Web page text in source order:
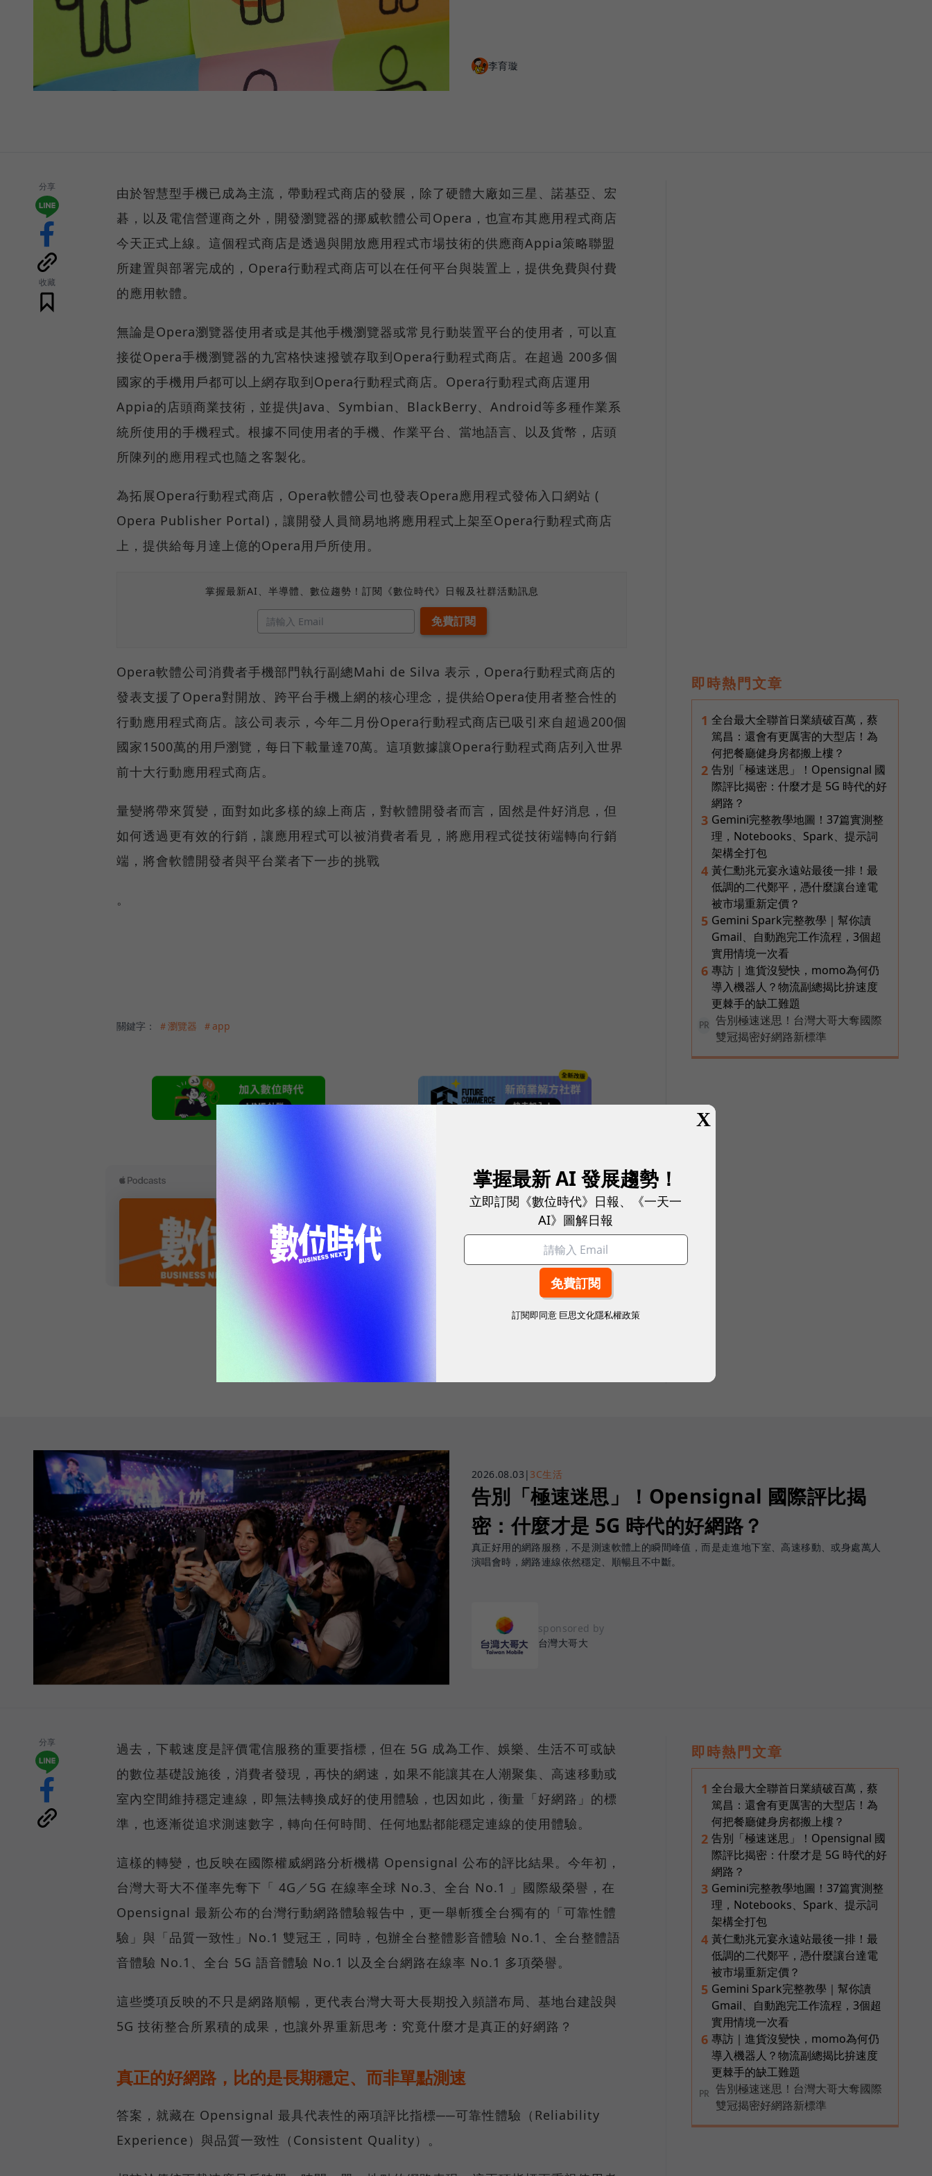
李育璇
分享
收藏
由於智慧型手機已成為主流，帶動程式商店的發展，除了硬體大廠如三星、諾基亞、宏
碁，以及電信營運商之外，開發瀏覽器的挪威軟體公司Opera，也宣布其應用程式商店
今天正式上線。這個程式商店是透過與開放應用程式市場技術的供應商Appia策略聯盟
所建置與部署完成的，Opera行動程式商店可以在任何平台與裝置上，提供免費與付費
的應用軟體。
無論是Opera瀏覽器使用者或是其他手機瀏覽器或常見行動裝置平台的使用者，可以直
接從Opera手機瀏覽器的九宮格快速撥號存取到Opera行動程式商店。在超過 200多個
國家的手機用戶都可以上網存取到Opera行動程式商店。Opera行動程式商店運用
Appia的店頭商業技術，並提供Java、Symbian、BlackBerry、Android等多種作業系
統所使用的手機程式。根據不同使用者的手機、作業平台、當地語言、以及貨幣，店頭
所陳列的應用程式也隨之客製化。
為拓展Opera行動程式商店，Opera軟體公司也發表Opera應用程式發佈入口網站 (
Opera Publisher Portal)，讓開發人員簡易地將應用程式上架至Opera行動程式商店
上，提供給每月達上億的Opera用戶所使用。
掌握最新AI、半導體、數位趨勢！訂閱《數位時代》日報及社群活動訊息
Opera軟體公司消費者手機部門執行副總Mahi de Silva 表示，Opera行動程式商店的
發表支援了Opera對開放、跨平台手機上網的核心理念，提供給Opera使用者整合性的
行動應用程式商店。該公司表示，今年二月份Opera行動程式商店已吸引來自超過200個
國家1500萬的用戶瀏覽，每日下載量達70萬。這項數據讓Opera行動程式商店列入世界
前十大行動應用程式商店。
量變將帶來質變，面對如此多樣的線上商店，對軟體開發者而言，固然是件好消息，但
如何透過更有效的行銷，讓應用程式可以被消費者看見，將應用程式從技術端轉向行銷
端，將會軟體開發者與平台業者下一步的挑戰
。
關鍵字： ＃瀏覽器 ＃app
即時熱門文章
1 全台最大全聯首日業績破百萬，蔡
篤昌：還會有更厲害的大型店！為
何把餐廳健身房都搬上樓？
2 告別「極速迷思」！Opensignal 國
際評比揭密：什麼才是 5G 時代的好
網路？
3 Gemini完整教學地圖！37篇實測整
理，Notebooks、Spark、提示詞
架構全打包
4 黃仁勳兆元宴永遠站最後一排！最
低調的二代鄭平，憑什麼讓台達電
被市場重新定價？
5 Gemini Spark完整教學｜幫你讀
Gmail、自動跑完工作流程，3個超
實用情境一次看
6 專訪｜進貨沒變快，momo為何仍
導入機器人？物流副總揭比拚速度
更棘手的缺工難題
PR
告別極速迷思！台灣大哥大奪國際
雙冠揭密好網路新標準
2026.08.03 | 3C生活
告別「極速迷思」！Opensignal 國際評比揭
密：什麼才是 5G 時代的好網路？
真正好用的網路服務，不是測速軟體上的瞬間峰值，而是走進地下室、高速移動、或身處萬人
演唱會時，網路連線依然穩定、順暢且不中斷。
sponsored by
台灣大哥大
分享
過去，下載速度是評價電信服務的重要指標，但在 5G 成為工作、娛樂、生活不可或缺
的數位基礎設施後，消費者發現，再快的網速，如果不能讓其在人潮聚集、高速移動或
室內空間維持穩定連線，即無法轉換成好的使用體驗，也因如此，衡量「好網路」的標
準，也逐漸從追求測速數字，轉向任何時間、任何地點都能穩定連線的使用體驗。
這樣的轉變，也反映在國際權威網路分析機構 Opensignal 公布的評比結果。今年初，
台灣大哥大不僅率先奪下「 4G／5G 在線率全球 No.3、全台 No.1 」國際級榮譽，在
Opensignal 最新公布的台灣行動網路體驗報告中，更一舉斬獲全台獨有的「可靠性體
驗」與「品質一致性」No.1 雙冠王，同時，包辦全台整體影音體驗 No.1、全台整體語
音體驗 No.1、全台 5G 語音體驗 No.1 以及全台網路在線率 No.1 多項榮譽。
這些獎項反映的不只是網路順暢，更代表台灣大哥大長期投入頻譜布局、基地台建設與
5G 技術整合所累積的成果，也讓外界重新思考：究竟什麼才是真正的好網路？
真正的好網路，比的是長期穩定、而非單點測速
答案，就藏在 Opensignal 最具代表性的兩項評比指標──可靠性體驗（Reliability
Experience）與品質一致性（Consistent Quality）。
即時熱門文章
1 全台最大全聯首日業績破百萬，蔡
篤昌：還會有更厲害的大型店！為
何把餐廳健身房都搬上樓？
2 告別「極速迷思」！Opensignal 國
際評比揭密：什麼才是 5G 時代的好
網路？
3 Gemini完整教學地圖！37篇實測整
理，Notebooks、Spark、提示詞
架構全打包
4 黃仁勳兆元宴永遠站最後一排！最
低調的二代鄭平，憑什麼讓台達電
被市場重新定價？
5 Gemini Spark完整教學｜幫你讀
Gmail、自動跑完工作流程，3個超
實用情境一次看
6 專訪｜進貨沒變快，momo為何仍
導入機器人？物流副總揭比拚速度
更棘手的缺工難題
PR
告別極速迷思！台灣大哥大奪國際
雙冠揭密好網路新標準
X
掌握最新 AI 發展趨勢！
立即訂閱《數位時代》日報、《一天一
AI》圖解日報
訂閱即同意 巨思文化隱私權政策